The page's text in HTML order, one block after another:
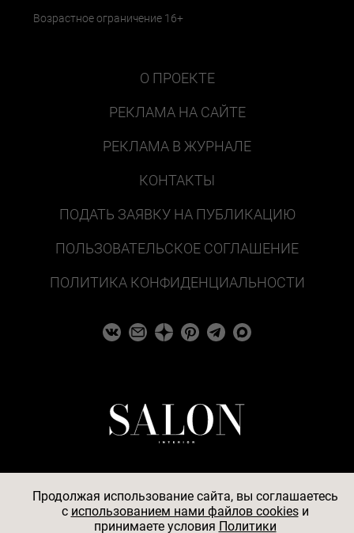
Возрастное ограничение 16+
О ПРОЕКТЕ
РЕКЛАМА НА САЙТЕ
РЕКЛАМА В ЖУРНАЛЕ
КОНТАКТЫ
ПОДАТЬ ЗАЯВКУ НА ПУБЛИКАЦИЮ
ПОЛЬЗОВАТЕЛЬСКОЕ СОГЛАШЕНИЕ
ПОЛИТИКА КОНФИДЕНЦИАЛЬНОСТИ
© 2026
Продолжая использование сайта, вы соглашаетесь
c использованием нами файлов cookiesи
принимаете условия Политики